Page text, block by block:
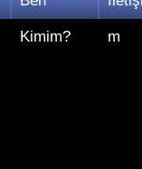
Kimim? m